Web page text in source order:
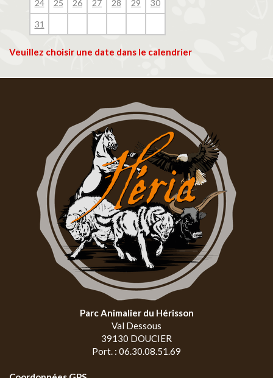
24 25 26 27 28 29 30
31
Veuillez choisir une date dans le calendrier
Parc Animalier du Hérisson
Val Dessous
39130 DOUCIER
Port. : 06.30.08.51.69